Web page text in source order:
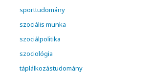
sporttudomány
szociális munka
szociálpolitika
szociológia
táplálkozástudomány